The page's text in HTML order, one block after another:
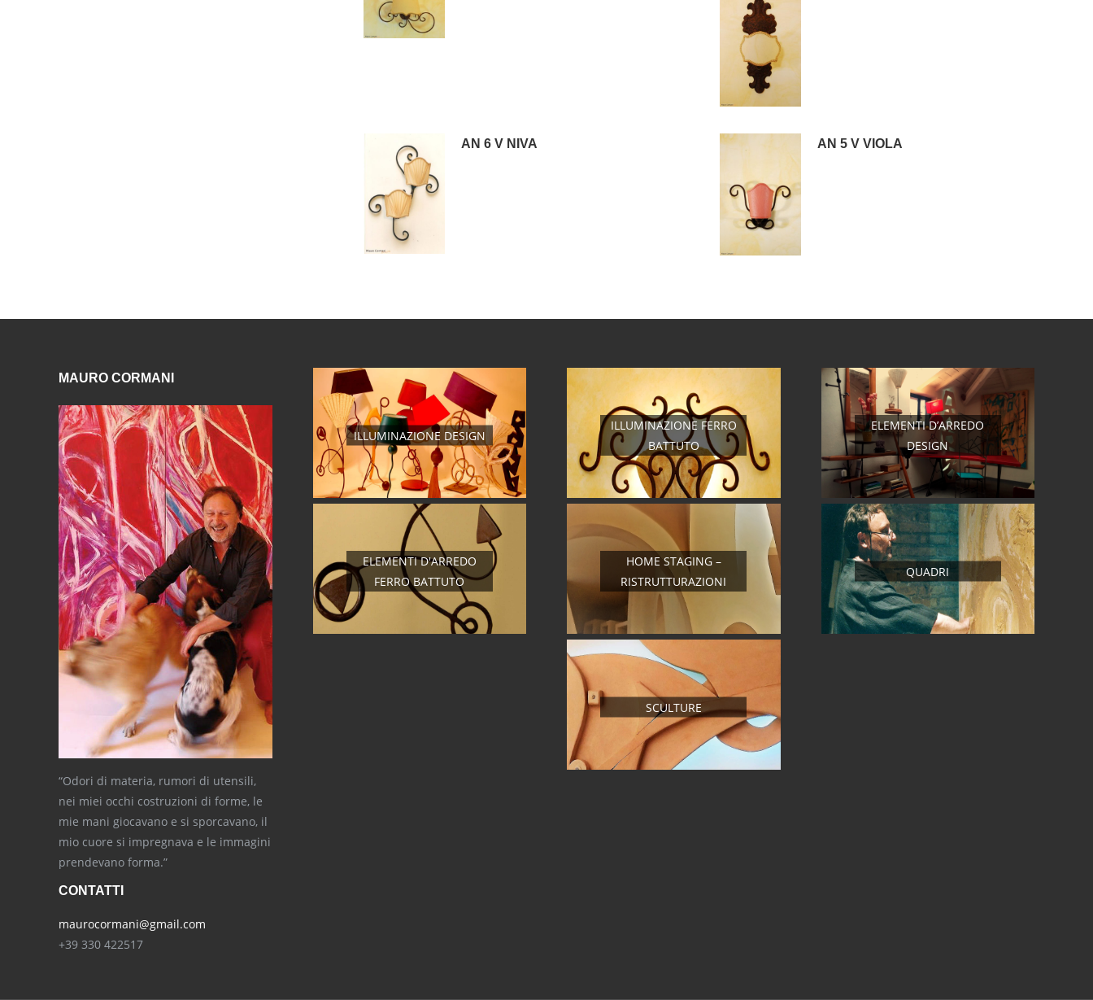
AN 6 V NIVA AN 5 V VIOLA
MAURO CORMANI
“Odori di materia, rumori di utensili,
nei miei occhi costruzioni di forme, le
mie mani giocavano e si sporcavano, il
mio cuore si impregnava e le immagini
prendevano forma.”
CONTATTI
maurocormani@gmail.com
+39 330 422517
ILLUMINAZIONE DESIGN
ELEMENTI D'ARREDO
FERRO BATTUTO
ILLUMINAZIONE FERRO
BATTUTO
HOME STAGING –
RISTRUTTURAZIONI
SCULTURE
ELEMENTI D’ARREDO
DESIGN
QUADRI